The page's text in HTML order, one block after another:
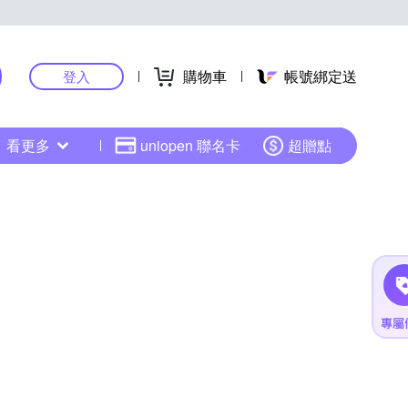
登入 購物車 帳號綁定送
看更多 uniopen 聯名卡 超贈點